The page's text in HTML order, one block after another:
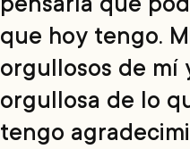
que hoy tengo.
orgullosos de mí
orgullosa de lo
tengo